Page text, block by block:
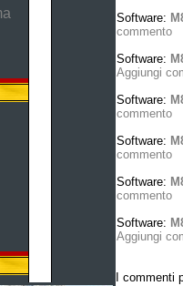
Software:
commento
Software:
Aggiungi
Software:
commento
Software:
commento
Software:
commento
Software:
Aggiungi
I commenti